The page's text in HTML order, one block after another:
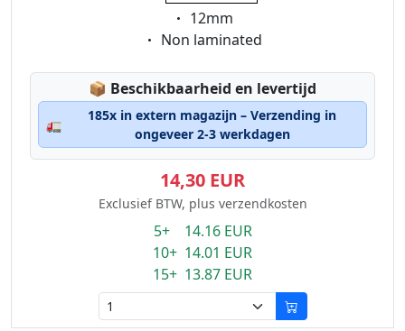
Eigenschaft:
12mm
Eigenschaft:
Non laminated
📦 Lagerstatus:
Beschikbaarheid en levertijd
🚛
185x in extern magazijn – Verzending in
ongeveer 2-3 werkdagen
14,30 EUR
Exclusief BTW, plus verzendkosten
5+ 14.16 EUR
10+ 14.01 EUR
15+ 13.87 EUR